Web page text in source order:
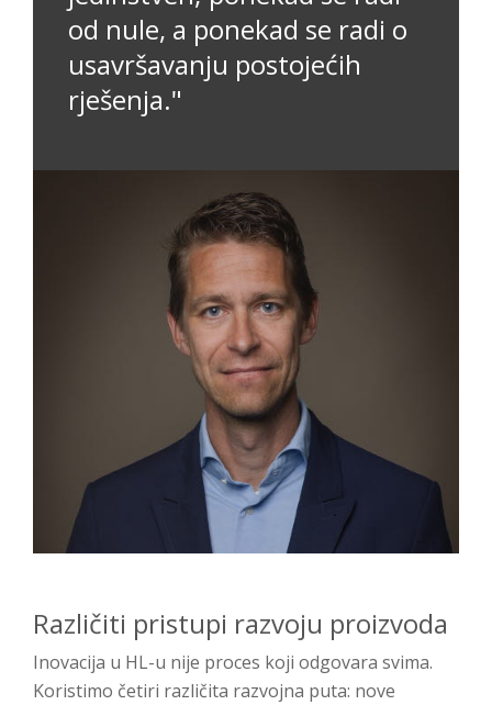
od nule, a ponekad se radi o
usavršavanju postojećih
rješenja."
Različiti pristupi razvoju proizvoda
Inovacija u HL-u nije proces koji odgovara svima.
Koristimo četiri različita razvojna puta: nove